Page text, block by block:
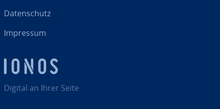
Digital an Ihrer Seite
Da­ten­schutz
Impressum